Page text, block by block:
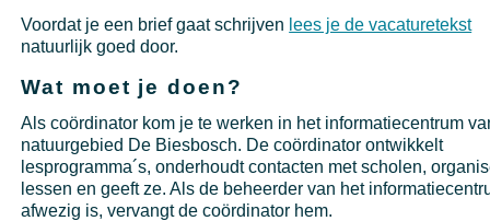
Voordat je een brief gaat schrijven lees je de vacaturetekst
natuurlijk goed door.
Wat moet je doen?
Als coördinator kom je te werken in het informatiecentrum
natuurgebied De Biesbosch. De coördinator ontwikkelt
lesprogramma´s, onderhoudt contacten met scholen,
lessen en geeft ze. Als de beheerder van het
afwezig is, vervangt de coördinator hem.